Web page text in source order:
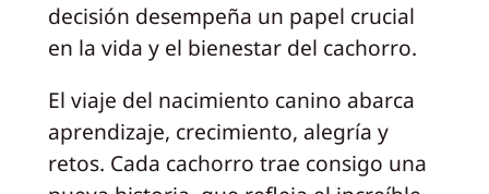
decisión desempeña un papel crucial
en la vida y el bienestar del cachorro.
El viaje del nacimiento canino abarca
aprendizaje, crecimiento, alegría y
retos. Cada cachorro trae consigo una